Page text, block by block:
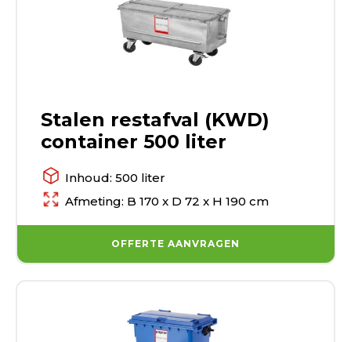
Stalen restafval (KWD)
container 500 liter
Inhoud: 500 liter
Afmeting: B 170 x D 72 x H 190 cm
OFFERTE AANVRAGEN